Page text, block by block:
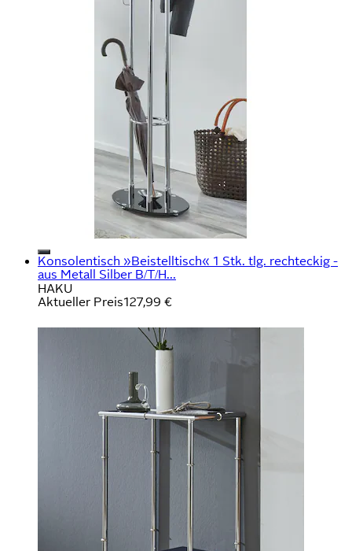
Konsolentisch »Beistelltisch« 1 Stk. tlg. rechteckig -
aus Metall Silber B/T/H...
HAKU
Aktueller Preis127,99 €